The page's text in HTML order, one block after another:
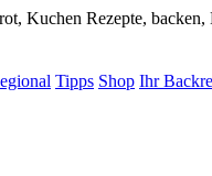
Kuchen Rezepte,
Tipps Shop Ihr